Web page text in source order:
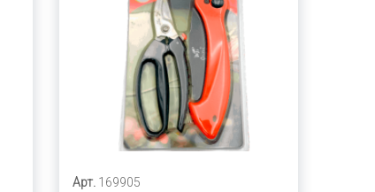
Арт. 169905